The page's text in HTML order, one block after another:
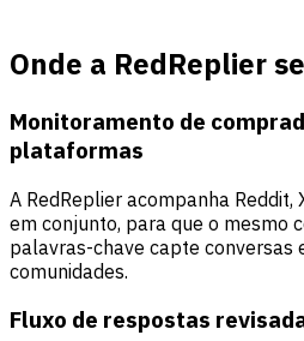
Onde a RedReplier
Monitoramento de
plataformas
A RedReplier acompanha Reddit,
em conjunto, para que o mesmo
palavras-chave capte conversas
comunidades.
Fluxo de respostas